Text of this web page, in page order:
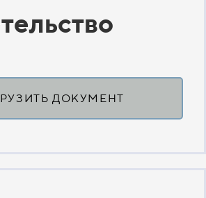
ДОКУМЕНТ